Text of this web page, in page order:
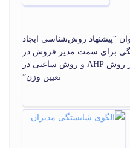
همکاران (2019) با عنوان “پیشنهاد روش‌شناسی ایجاد
برای سمت مدیر فروش در
یک سازمان صنعتی با استفاده از روش AHP و روش ساعتی در
تعیین وزن”